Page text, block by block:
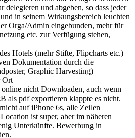
und abgeben, so dass jeder
in seinem Wirkungsbereich leuchten
Orga/Admin eingebunden, mehr für
etc. zur Verfügung stehen,
Hotels (mehr Stifte, Flipcharts etc.) –
Dokumentation durch die
Graphic Harvesting)
Ort
nicht Downloaden, auch wenn
als pdf exportieren klappte es nicht.
auf iPhone 6s, alle Zeilen
ist super, aber im näheren
Unterkünfte. Bewerbung in